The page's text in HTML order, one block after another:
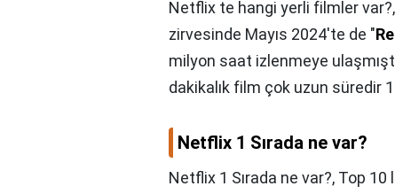
Netflix te hangi yerli filmler var?,
zirvesinde Mayıs 2024'te de "
milyon saat izlenmeye
dakikalık film çok uzun süredir
Netflix 1 Sırada ne var?
Netflix 1 Sırada ne var?, Top 10